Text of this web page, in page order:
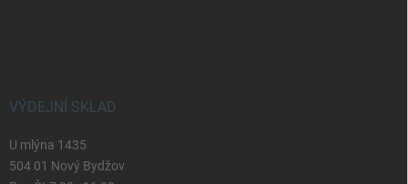
VÝDEJNÍ SKLAD
U mlýna 1435
504 01 Nový Bydžov